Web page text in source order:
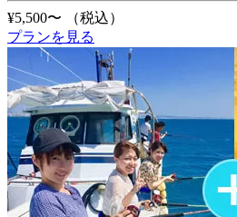
¥5,500〜
（税込）
プランを見る